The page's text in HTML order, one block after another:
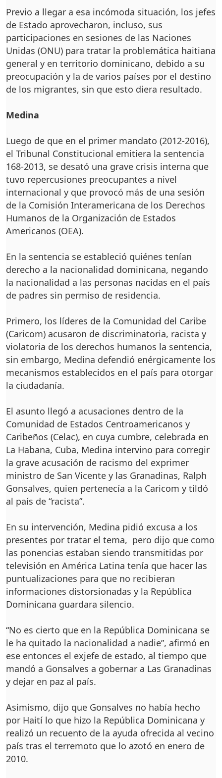
Previo a llegar a esa incómoda situación, los jefes
de Estado aprovecharon, incluso, sus
participaciones en sesiones de las Naciones
Unidas (ONU) para tratar la problemática haitiana
general y en territorio dominicano, debido a su
preocupación y la de varios países por el destino
de los migrantes, sin que esto diera resultado.
Medina
Luego de que en el primer mandato (2012-2016),
el Tribunal Constitucional emitiera la sentencia
168-2013, se desató una grave crisis interna que
tuvo repercusiones preocupantes a nivel
internacional y que provocó más de una sesión
de la Comisión Interamericana de los Derechos
Humanos de la Organización de Estados
Americanos (OEA).
En la sentencia se estableció quiénes tenían
derecho a la nacionalidad dominicana, negando
la nacionalidad a las personas nacidas en el país
de padres sin permiso de residencia.
Primero, los líderes de la Comunidad del Caribe
(Caricom) acusaron de discriminatoria, racista y
violatoria de los derechos humanos la sentencia,
sin embargo, Medina defendió enérgicamente los
mecanismos establecidos en el país para otorgar
la ciudadanía.
El asunto llegó a acusaciones dentro de la
Comunidad de Estados Centroamericanos y
Caribeños (Celac), en cuya cumbre, celebrada en
La Habana, Cuba, Medina intervino para corregir
la grave acusación de racismo del exprimer
ministro de San Vicente y las Granadinas, Ralph
Gonsalves, quien pertenecía a la Caricom y tildó
al país de “racista”.
En su intervención, Medina pidió excusa a los
presentes por tratar el tema, pero dijo que como
las ponencias estaban siendo transmitidas por
televisión en América Latina tenía que hacer las
puntualizaciones para que no recibieran
informaciones distorsionadas y la República
Dominicana guardara silencio.
“No es cierto que en la República Dominicana se
le ha quitado la nacionalidad a nadie”, afirmó en
ese entonces el exjefe de estado, al tiempo que
mandó a Gonsalves a gobernar a Las Granadinas
y dejar en paz al país.
Asimismo, dijo que Gonsalves no había hecho
por Haití lo que hizo la República Dominicana y
realizó un recuento de la ayuda ofrecida al vecino
país tras el terremoto que lo azotó en enero de
2010.